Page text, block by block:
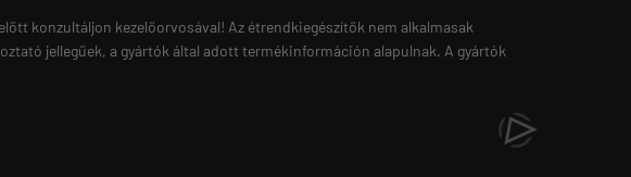
konzultáljon kezelőorvosával! Az étrendkiegészítők nem alkalmasak
jellegűek, a gyártók által adott termékinformáción alapulnak. A gyártók